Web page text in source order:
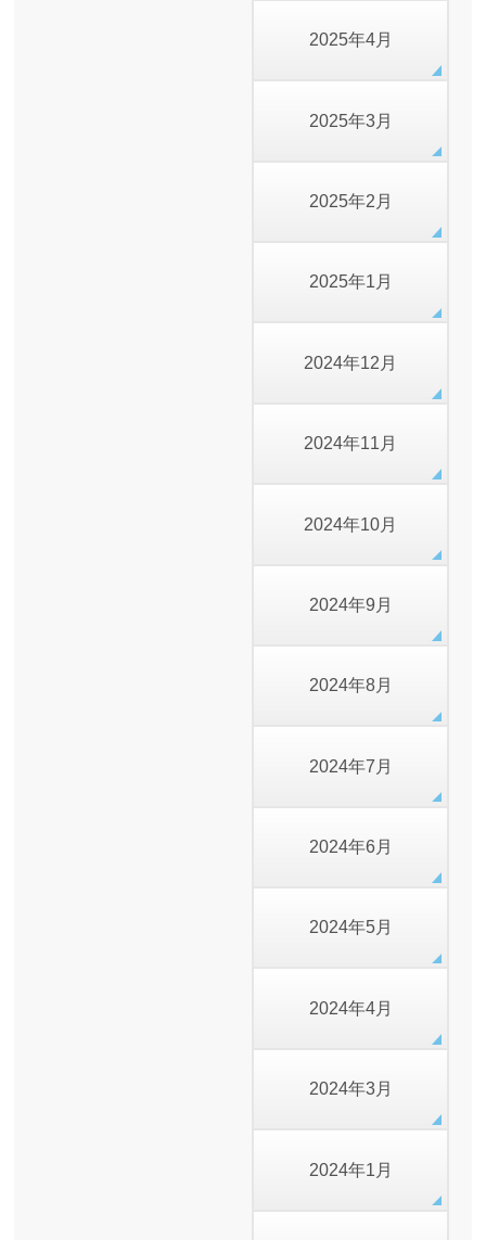
2025年4月
2025年3月
2025年2月
2025年1月
2024年12月
2024年11月
2024年10月
2024年9月
2024年8月
2024年7月
2024年6月
2024年5月
2024年4月
2024年3月
2024年1月